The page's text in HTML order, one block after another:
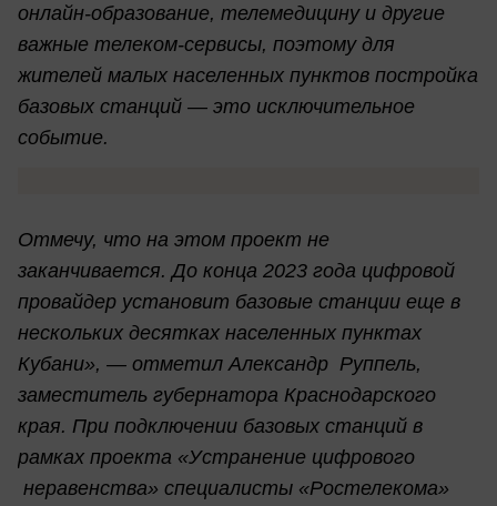
онлайн-образование, телемедицину и другие
важные телеком-сервисы, поэтому для
жителей малых населенных пунктов постройка
базовых станций — это исключительное
событие.
Отмечу, что на этом проект не
заканчивается. До конца 2023 года цифровой
провайдер установит базовые станции еще в
нескольких десятках населенных пунктах
Кубани», — отметил Александр Руппель,
заместитель губернатора Краснодарского
края. При подключении базовых станций в
рамках проекта «Устранение цифрового
неравенства» специалисты «Ростелекома»